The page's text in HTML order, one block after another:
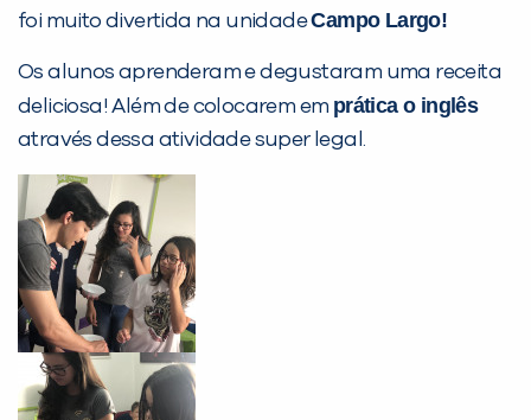
foi muito divertida na unidadeCampo Largo!
Os alunos aprenderam e degustaram uma receita
deliciosa! Além de colocarem em prática o inglês
através dessa atividade super legal.
PEÇA UMA DEMONSTRAÇÃO DE MÉTODO